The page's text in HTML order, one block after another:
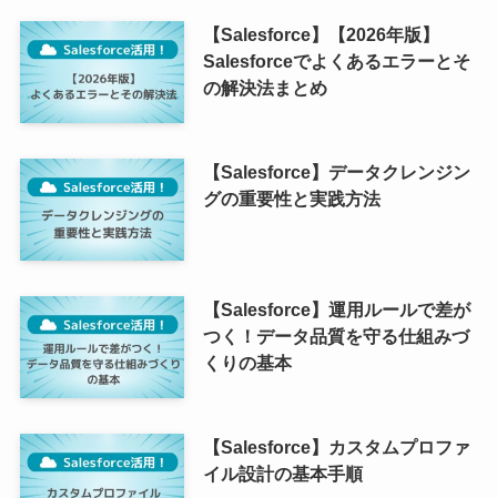
【Salesforce】【2026年版】
Salesforceでよくあるエラーとそ
の解決法まとめ
【Salesforce】データクレンジン
グの重要性と実践方法
【Salesforce】運用ルールで差が
つく！データ品質を守る仕組みづ
くりの基本
【Salesforce】カスタムプロファ
イル設計の基本手順